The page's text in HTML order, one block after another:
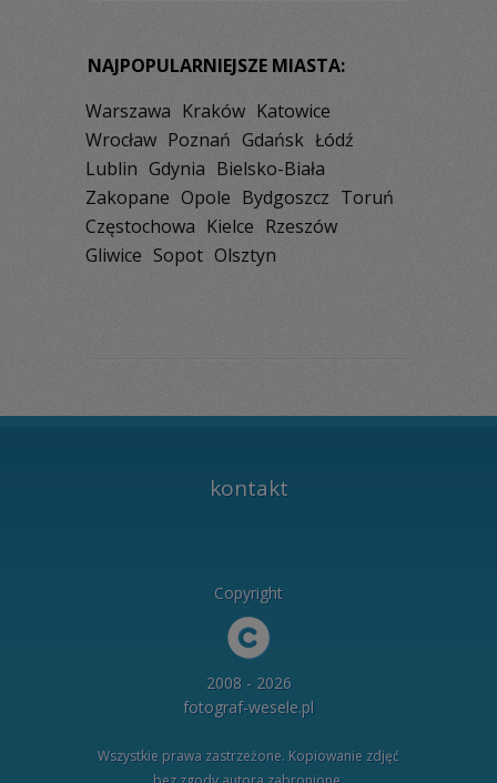
NAJPOPULARNIEJSZE MIASTA:
Warszawa Kraków Katowice
Wrocław Poznań Gdańsk Łódź
Lublin Gdynia Bielsko-Biała
Zakopane Opole Bydgoszcz Toruń
Częstochowa Kielce Rzeszów
Gliwice Sopot Olsztyn
kontakt
Copyright
2008 - 2026
fotograf-wesele.pl
Wszystkie prawa zastrzeżone. Kopiowanie zdjęć